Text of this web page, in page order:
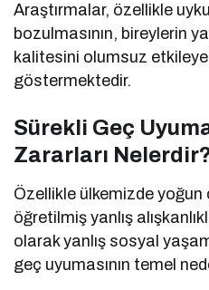
Araştırmalar, özellikle
bozulmasının, bireylerin
kalitesini olumsuz
göstermektedir.
Sürekli Geç
Zararları
Özellikle ülkemizde yoğun
öğretilmiş yanlış
olarak yanlış sosyal
geç uyumasının temel